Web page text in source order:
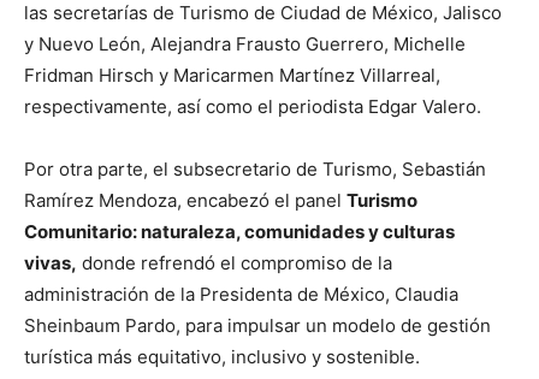
las secretarías de Turismo de Ciudad de México, Jalisco
y Nuevo León, Alejandra Frausto Guerrero, Michelle
Fridman Hirsch y Maricarmen Martínez Villarreal,
respectivamente, así como el periodista Edgar Valero.
Por otra parte, el subsecretario de Turismo, Sebastián
Ramírez Mendoza, encabezó el panel Turismo
Comunitario: naturaleza, comunidades y culturas
vivas, donde refrendó el compromiso de la
administración de la Presidenta de México, Claudia
Sheinbaum Pardo, para impulsar un modelo de gestión
turística más equitativo, inclusivo y sostenible.